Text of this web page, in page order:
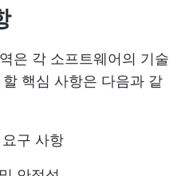
은 각 소프트웨어의 기술
핵심 사항은 다음과 같
구 사항